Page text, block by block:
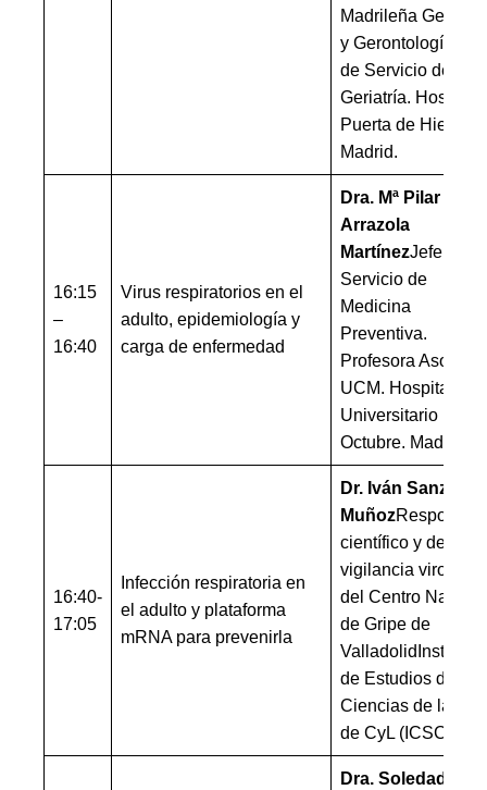
Madrileña Geriatría
y Gerontología.
de Servicio de
Geriatría. Hospital
Puerta de Hierro.
Madrid.
16:15
–
16:40
Virus respiratorios en el
adulto, epidemiología y
carga de enfermedad
Dra. Mª Pilar
Arrazola
MartínezJefe de
Servicio de
Medicina
Preventiva.
Profesora
UCM. Hospital
Universitario 12 de
Octubre. Madrid
16:40-
17:05
Infección respiratoria en
el adulto y plataforma
mRNA para prevenirla
Dr. Iván Sanz
Muñoz
científico y de
vigilancia
del Centro
de Gripe de
ValladolidInstituto
de Estudios de
Ciencias de la
de CyL (ICSCYL)
Dra. Soledad